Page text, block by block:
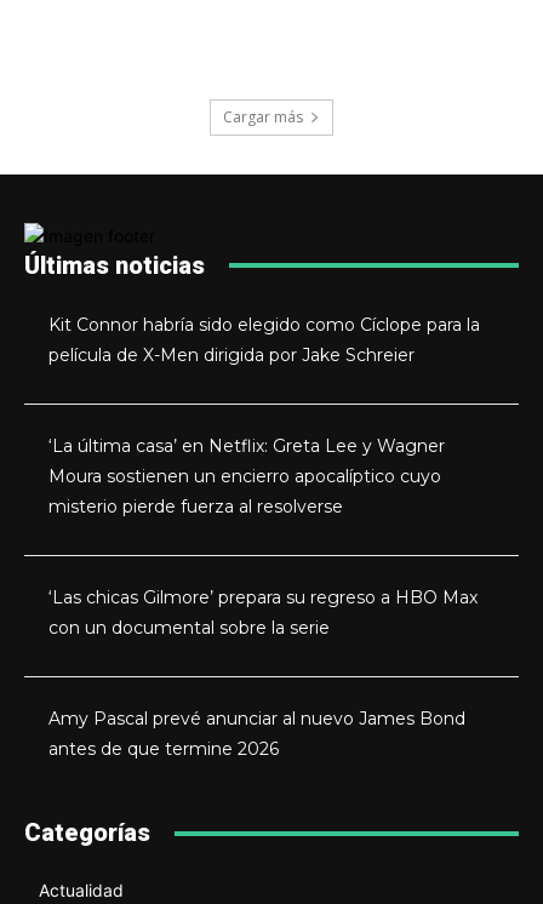
Cargar más
Últimas noticias
Kit Connor habría sido elegido como Cíclope para la
película de X-Men dirigida por Jake Schreier
‘La última casa’ en Netflix: Greta Lee y Wagner
Moura sostienen un encierro apocalíptico cuyo
misterio pierde fuerza al resolverse
‘Las chicas Gilmore’ prepara su regreso a HBO Max
con un documental sobre la serie
Amy Pascal prevé anunciar al nuevo James Bond
antes de que termine 2026
Categorías
Actualidad